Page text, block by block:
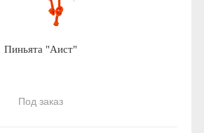
Пиньята "Аист"
Под заказ